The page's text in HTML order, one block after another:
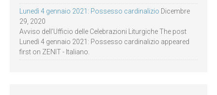
Lunedì 4 gennaio 2021: Possesso cardinalizio Dicembre
29, 2020
Avviso dell’Ufficio delle Celebrazioni Liturgiche The post
Lunedì 4 gennaio 2021: Possesso cardinalizio appeared
first on ZENIT - Italiano.